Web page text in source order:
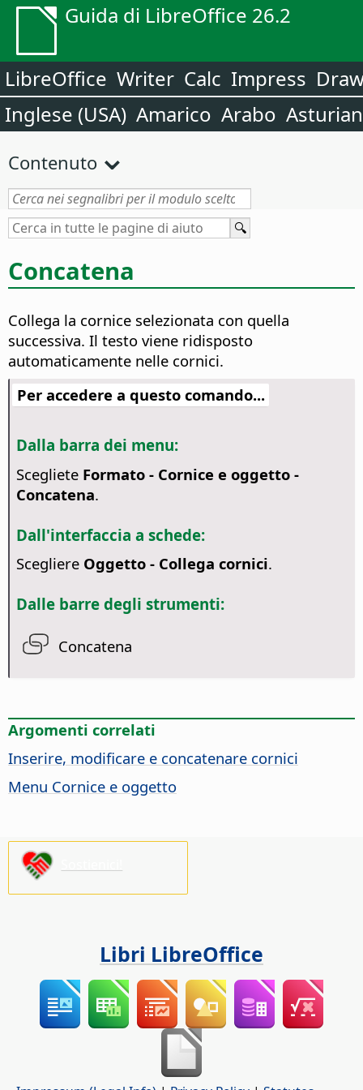
Guida di LibreOffice 26.2
LibreOffice Writer Calc Impress
Inglese (USA) Amarico Arabo
Contenuto
Concatena
Collega la cornice selezionata con quella
successiva. Il testo viene ridisposto
automaticamente nelle cornici.
Per accedere a questo comando...
Dalla barra dei menu:
Scegliete Formato - Cornice e oggetto -
Concatena.
Dall'interfaccia a schede:
Scegliere Oggetto - Collega cornici.
Dalle barre degli strumenti:
Concatena
Argomenti correlati
Inserire, modificare e concatenare cornici
Menu Cornice e oggetto
Libri LibreOffice